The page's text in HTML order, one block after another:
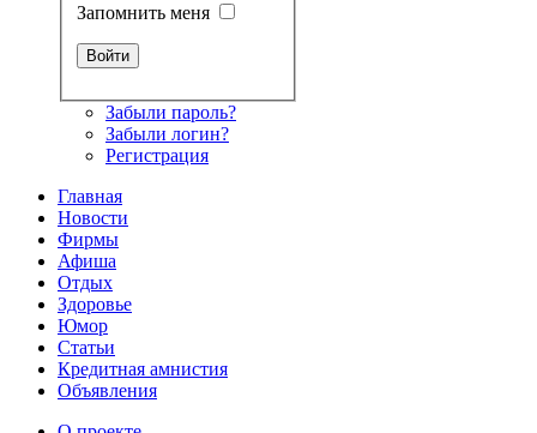
Запомнить меня
Забыли пароль?
Забыли логин?
Регистрация
Главная
Новости
Фирмы
Афиша
Отдых
Здоровье
Юмор
Статьи
Кредитная амнистия
Объявления